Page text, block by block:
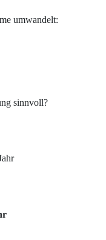
umwandelt:
sinnvoll?